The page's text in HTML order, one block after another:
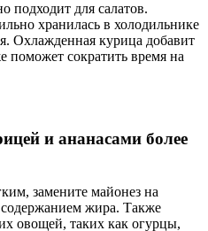
подходит для салатов.
хранилась в холодильнике
Охлажденная курица добавит
поможет сократить время на
и ананасами более
замените майонез на
жира. Также
овощей, таких как огурцы,